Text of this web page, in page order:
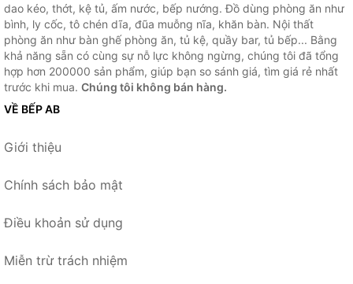
dao kéo, thớt, kệ tủ, ấm nước, bếp nướng. Đồ dùng phòng ăn như
bình, ly cốc, tô chén dĩa, đũa muỗng nĩa, khăn bàn. Nội thất
phòng ăn như bàn ghế phòng ăn, tủ kệ, quầy bar, tủ bếp... Bằng
khả năng sẵn có cùng sự nỗ lực không ngừng, chúng tôi đã tổng
hợp hơn 200000 sản phẩm, giúp bạn so sánh giá, tìm giá rẻ nhất
trước khi mua. Chúng tôi không bán hàng.
VỀ BẾP AB
Giới thiệu
Chính sách bảo mật
Điều khoản sử dụng
Miễn trừ trách nhiệm